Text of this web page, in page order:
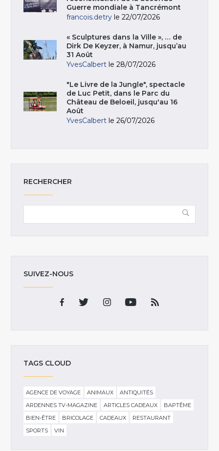
Guerre mondiale à Tancrémont
francois.detry le 22/07/2026
« Sculptures dans la Ville », … de
Dirk De Keyzer, à Namur, jusqu’au
31 Août
YvesCalbert le 28/07/2026
"Le Livre de la Jungle", spectacle
de Luc Petit, dans le Parc du
Château de Beloeil, jusqu'au 16
Août
YvesCalbert le 26/07/2026
RECHERCHER
SUIVEZ-NOUS
TAGS CLOUD
AGENCE DE VOYAGE ANIMAUX
ANTIQUITÉS
ARDENNES TV-MAGAZINE
ARTICLES CADEAUX
BAPTÊME
BIEN-ÊTRE
BRICOLAGE CADEAUX
RESTAURANT
SPORTS
VIN